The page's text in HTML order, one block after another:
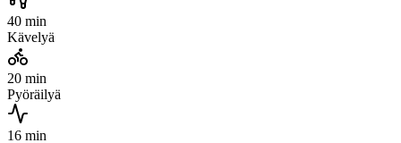
40 min
Kävelyä
20 min
Pyöräilyä
16 min